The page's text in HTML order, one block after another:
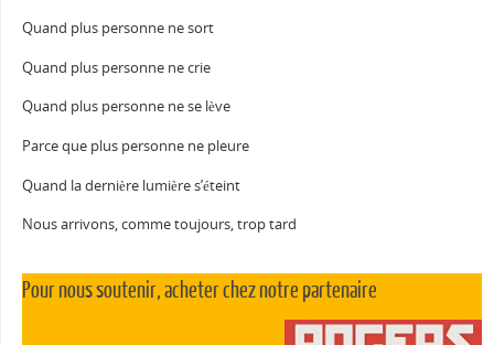
Quand plus personne ne sort
Quand plus personne ne crie
Quand plus personne ne se lève
Parce que plus personne ne pleure
Quand la dernière lumière s’éteint
Nous arrivons, comme toujours, trop tard
Pour nous soutenir, acheter chez notre partenaire